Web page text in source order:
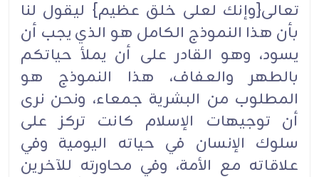
تعالى{وإنك لعلى خلق عظيم} ليقول لنا
بأن هذا النموذج الكامل هو الذي يجب أن
يسود، وهو القادر على أن يملأ حياتكم
بالطهر والعفاف، هذا النموذج هو
المطلوب من البشرية جمعاء، ونحن نرى
أن توجيهات الإسلام كانت تركز على
سلوك الإنسان في حياته اليومية وفي
علاقاته مع الأمة، وفي محاورته للآخرين